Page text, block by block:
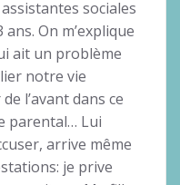
sociales
On m’explique
ait un problème
notre vie
l’avant dans ce
parental… Lui
arrive même
je prive